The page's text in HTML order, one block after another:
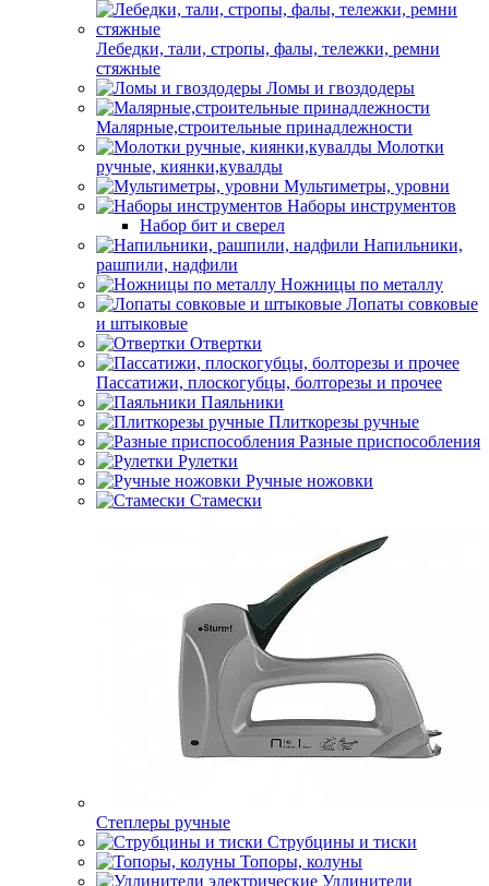
Лебедки, тали, стропы, фалы, тележки, ремни
стяжные
Ломы и гвоздодеры
Малярные,строительные принадлежности
Молотки
ручные, киянки,кувалды
Мультиметры, уровни
Наборы инструментов
Набор бит и сверел
Напильники,
рашпили, надфили
Ножницы по металлу
Лопаты совковые
и штыковые
Отвертки
Пассатижи, плоскогубцы, болторезы и прочее
Паяльники
Плиткорезы ручные
Разные приспособления
Рулетки
Ручные ножовки
Стамески
Степлеры ручные
Струбцины и тиски
Топоры, колуны
Удлинители